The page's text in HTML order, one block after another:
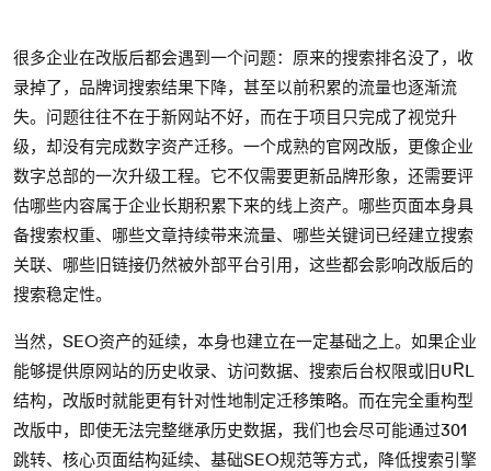
很多企业在改版后都会遇到一个问题：原来的搜索排名没了，收
录掉了，品牌词搜索结果下降，甚至以前积累的流量也逐渐流
失。问题往往不在于新网站不好，而在于项目只完成了视觉升
级，却没有完成数字资产迁移。一个成熟的官网改版，更像企业
数字总部的一次升级工程。它不仅需要更新品牌形象，还需要评
估哪些内容属于企业长期积累下来的线上资产。哪些页面本身具
备搜索权重、哪些文章持续带来流量、哪些关键词已经建立搜索
关联、哪些旧链接仍然被外部平台引用，这些都会影响改版后的
搜索稳定性。
当然，SEO资产的延续，本身也建立在一定基础之上。如果企业
能够提供原网站的历史收录、访问数据、搜索后台权限或旧URL
结构，改版时就能更有针对性地制定迁移策略。而在完全重构型
改版中，即使无法完整继承历史数据，我们也会尽可能通过301
跳转、核心页面结构延续、基础SEO规范等方式，降低搜索引擎